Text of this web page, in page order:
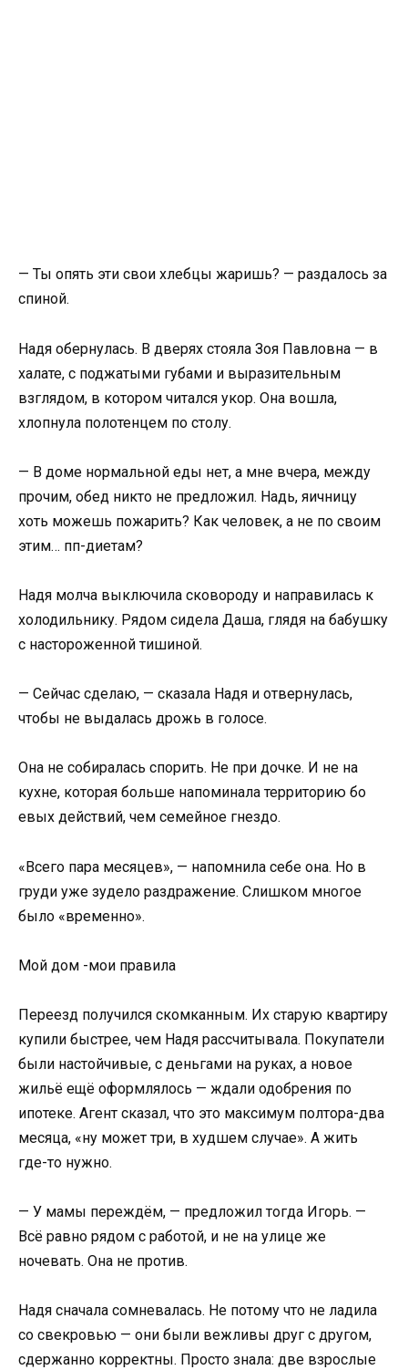
— Ты опять эти свои хлебцы жаришь? — раздалось за
спиной.
Надя обернулась. В дверях стояла Зоя Павловна — в
халате, с поджатыми губами и выразительным
взглядом, в котором читался укор. Она вошла,
хлопнула полотенцем по столу.
— В доме нормальной еды нет, а мне вчера, между
прочим, обед никто не предложил. Надь, яичницу
хоть можешь пожарить? Как человек, а не по своим
этим… пп-диетам?
Надя молча выключила сковороду и направилась к
холодильнику. Рядом сидела Даша, глядя на бабушку
с настороженной тишиной.
— Сейчас сделаю, — сказала Надя и отвернулась,
чтобы не выдалась дрожь в голосе.
Она не собиралась спорить. Не при дочке. И не на
кухне, которая больше напоминала территорию бо
евых действий, чем семейное гнездо.
«Всего пара месяцев», — напомнила себе она. Но в
груди уже зудело раздражение. Слишком многое
было «временно».
Мой дом -мои правила
Переезд получился скомканным. Их старую квартиру
купили быстрее, чем Надя рассчитывала. Покупатели
были настойчивые, с деньгами на руках, а новое
жильё ещё оформлялось — ждали одобрения по
ипотеке. Агент сказал, что это максимум полтора-два
месяца, «ну может три, в худшем случае». А жить
где-то нужно.
— У мамы переждём, — предложил тогда Игорь. —
Всё равно рядом с работой, и не на улице же
ночевать. Она не против.
Надя сначала сомневалась. Не потому что не ладила
со свекровью — они были вежливы друг с другом,
сдержанно корректны. Просто знала: две взрослые